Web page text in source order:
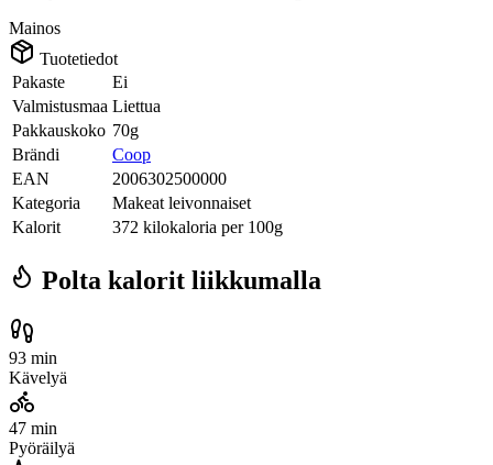
Mainos
Tuotetiedot
Pakaste
Ei
Valmistusmaa Liettua
Pakkauskoko 70g
Brändi
Coop
EAN
2006302500000
Kategoria
Makeat leivonnaiset
Kalorit
372 kilokaloria per 100g
Polta kalorit liikkumalla
93 min
Kävelyä
47 min
Pyöräilyä